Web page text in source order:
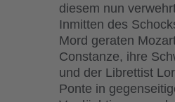
diesem nun
Inmitten des
Mord geraten
Constanze, ihre
und der Librettist
Ponte in